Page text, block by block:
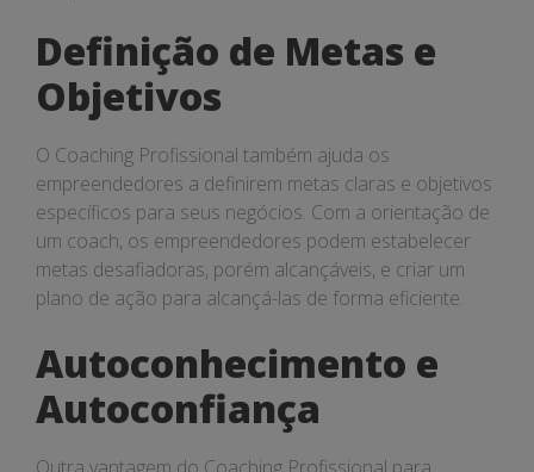
Definição de Metas e
Objetivos
O Coaching Profissional também ajuda os
empreendedores a definirem metas claras e objetivos
específicos para seus negócios. Com a orientação de
um coach, os empreendedores podem estabelecer
metas desafiadoras, porém alcançáveis, e criar um
plano de ação para alcançá-las de forma eficiente.
Autoconhecimento e
Autoconfiança